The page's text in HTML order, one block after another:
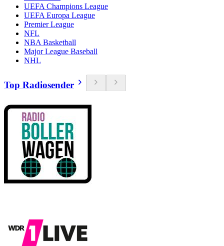
UEFA Champions League
UEFA Europa League
Premier League
NFL
NBA Basketball
Major League Baseball
NHL
Top Radiosender